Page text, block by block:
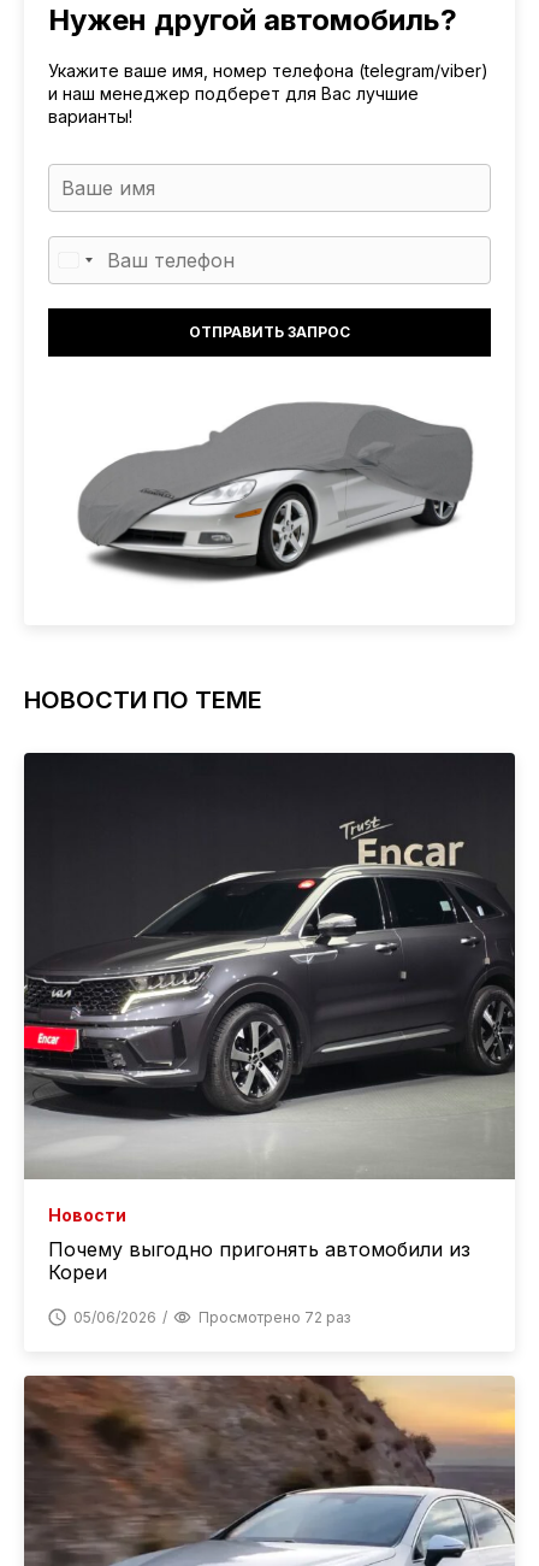
Нужен другой автомобиль?
Укажите ваше имя, номер телефона (telegram/viber)
и наш менеджер подберет для Вас лучшие
варианты!
НОВОСТИ ПО ТЕМЕ
Новости
Почему выгодно пригонять автомобили из
Кореи
05/06/2026 Просмотрено 72 раз